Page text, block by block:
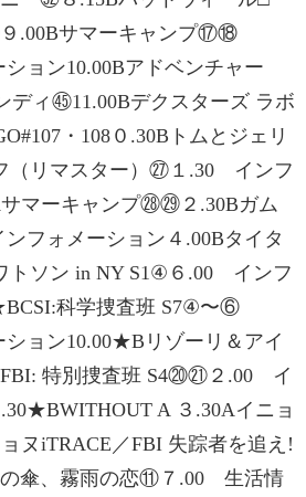
.00Bサマーキャンプ⑰⑱
ョン10.00Bアドベンチャー
ディ㊺11.00Bデクスターズ ラボ
・108０.30Bトムとジェリ
（リマスター）㉗１.30 インフ
マーキャンプ㉘㉙２.30Bガム
フォメーション４.00Bタイタ
トソン in NY S1④６.00 インフ
科学捜査班 S7④〜⑥
ョン10.00★Bリゾーリ＆アイ
特別捜査班 S4⑳㉑２.00 イ
A ３.30Aイニョ
ヌiTRACE／FBI 失踪者を追え!
傘、霧雨の恋⑪７.00 生活情